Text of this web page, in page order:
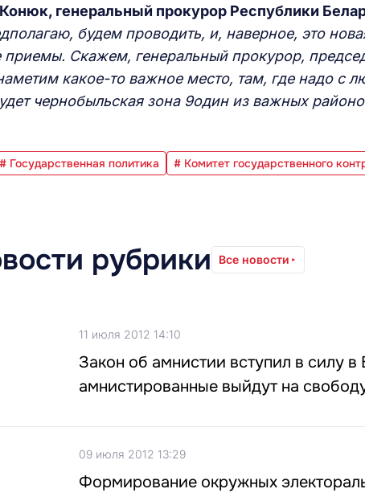
генеральный прокурор Республики
будем проводить, и, наверное, это
приемы. Скажем, генеральный прокурор,
какое-то важное место, там, где надо с
чернобыльская зона 9один из важных
# Государственная политика
# Комитет государственного
рубрики Все новости
11 июля 2012 14:10
Закон об амнистии вступил в силу
амнистированные выйдут на
09 июля 2012 13:29
Формирование окружных